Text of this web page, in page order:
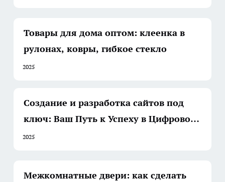
Товары для дома оптом: клеенка в
рулонах, ковры, гибкое стекло
2025
Создание и разработка сайтов под
ключ: Ваш Путь к Успеху в Цифровом
Мире
2025
Межкомнатные двери: как сделать